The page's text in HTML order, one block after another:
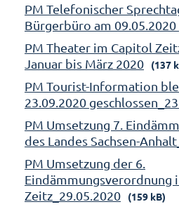
PM Telefonischer
Bürgerbüro am 09.05.2020
PM Theater im Capitol
Januar bis März 2020
(137
PM Tourist-Information
23.09.2020
PM Umsetzung 7.
des Landes Sachsen-
PM Umsetzung der 6.
Eindämmungsverordnung
Zeitz_29.05.2020
(159 kB)